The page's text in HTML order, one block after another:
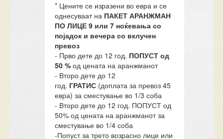
* Цените се изразени во евра и се
однесуваат на ПАКЕТ АРАНЖМАН
ПО ЛИЦЕ 9 или 7 ноќевања со
појадок и вечера со вклучен
превоз
- Прво дете до 12 год. ПОПУСТ од
50 % од цената на аранжманот
- Второ дете до 12
год. ГРАТИС (доплата за превоз 45
евра) за сместување во 1/3 соба
- Второ дете до 12 год. ПОПУСТ од
50% од цената на аранжманот за
сместување во 1/4 соба
-Попуст за трето возрасно лице или